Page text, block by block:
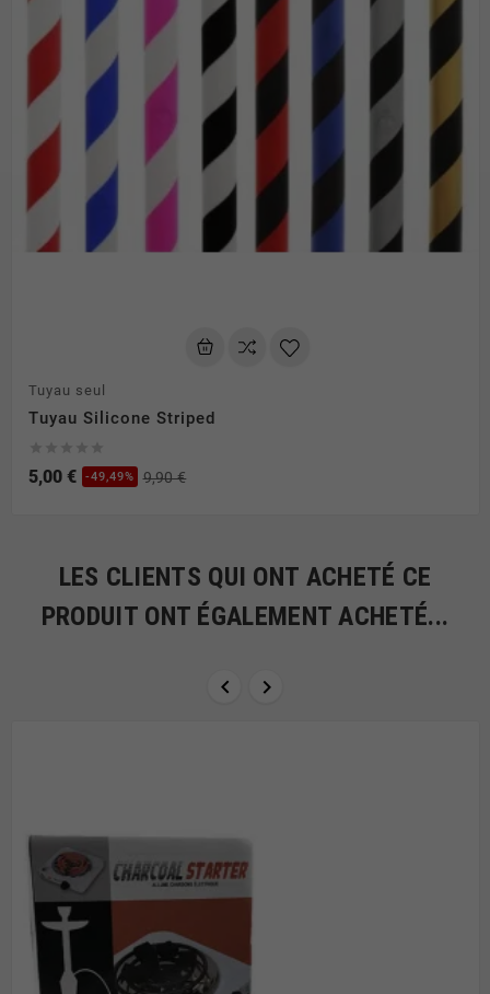
Tuyau seul
Tuyau Silicone Striped
5,00 € -49,49% 9,90 €
LES CLIENTS QUI ONT ACHETÉ CE
PRODUIT ONT ÉGALEMENT ACHETÉ...
 